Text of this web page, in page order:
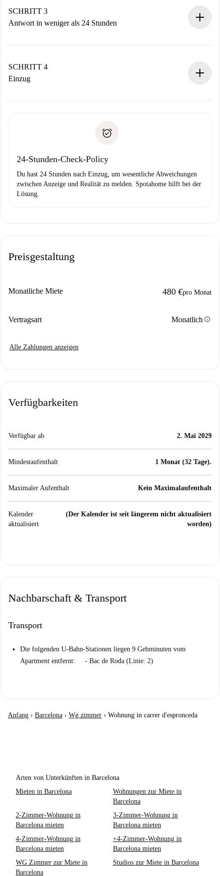
Denk daran, dass wir dich erst belasten, wenn der
Vermieter zustimmt.
SCHRITT 3
Antwort in weniger als 24 Stunden
stellen den Kontakt her.
Wenn der Vermieter ablehnen muss, entstehen keine
SCHRITT 4
Einzug
24-Stunden-Check-Policy
Du hast 24 Stunden nach Einzug, um wesentliche Abweichungen
zwischen Anzeige und Realität zu melden. Spotahome hilft bei der
Lösung.
Preisgestaltung
Monatliche Miete 480 €pro Monat
Vertragsart Monatlich info
Alle Zahlungen anzeigen
Verfügbarkeiten
Verfügbar ab 2. Mai 2029
Mindestaufenthalt 1 Monat (32 Tage).
Maximaler Aufenthalt Kein Maximalaufenthalt
Kalender
aktualisiert
(Der Kalender ist seit längerem nicht aktualisiert
worden)
Nachbarschaft & Transport
Transport
Die folgenden U-Bahn-Stationen liegen 9 Gehminuten vom
Apartment entfernt: - Bac de Roda (Linie: 2)
Anfang › Barcelona › Wg zimmer › Wohnung in carrer d'espronceda
Arten von Unterkünften in Barcelona
Mieten in Barcelona
Wohnungen zur Miete in
Barcelona
2-Zimmer-Wohnung in
Barcelona mieten
3-Zimmer-Wohnung in
Barcelona mieten
4-Zimmer-Wohnung in
Barcelona mieten
+4-Zimmer-Wohnung in
Barcelona mieten
WG Zimmer zur Miete in
Barcelona
Studios zur Miete in Barcelona